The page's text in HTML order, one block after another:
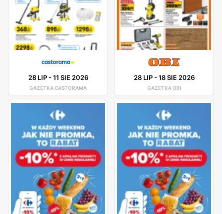
28 LIP-11 SIE 2026
GAZETKA CASTORAMA
28 LIP-18 SIE 2026
GAZETKA OBI